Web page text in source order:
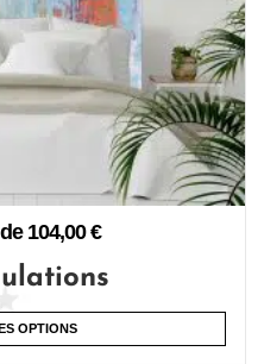
104,00€
OPTIONS